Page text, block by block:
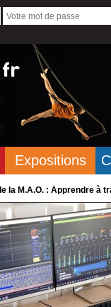
Expositions
la M.A.O. : Apprendre à